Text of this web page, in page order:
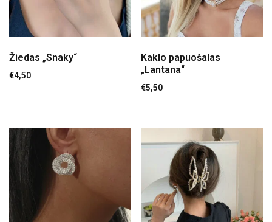
Žiedas „Snaky“
€4,50
Kaklo papuošalas
„Lantana“
€5,50